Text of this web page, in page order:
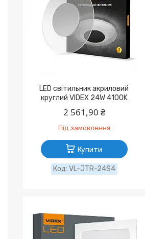
LED світильник акриловий
круглий VIDEX 24W 4100K
2 561,90 ₴
Під замовлення
Купити
VL-JTR-24S4